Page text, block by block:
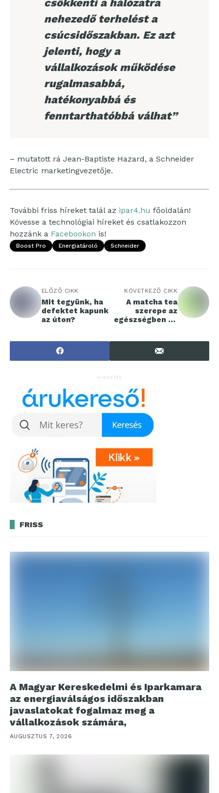
csökkenti a hálózatra
nehezedő terhelést a
csúcsidőszakban. Ez azt
jelenti, hogy a
vállalkozások működése
rugalmasabbá,
hatékonyabbá és
fenntarthatóbbá válhat”
– mutatott rá Jean-Baptiste Hazard, a Schneider
Electric marketingvezetője.
További friss híreket talál az ipar4.hu főoldalán!
Kövesse a technológiai híreket és csatlakozzon
hozzánk a Facebookon is!
Boost Pro Energiatároló Schneider
ELŐZŐ CIKK
Mit tegyünk, ha
defektet kapunk
az úton?
KÖVETKEZŐ CIKK
A matcha tea
szerepe az
egészségben és
HIRDETÉS
FRISS
A Magyar Kereskedelmi és Iparkamara
az energiaválságos időszakban
javaslatokat fogalmaz meg a
vállalkozások számára,
AUGUSZTUS 7, 2026